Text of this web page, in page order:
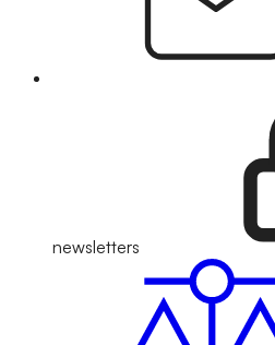
newsletters